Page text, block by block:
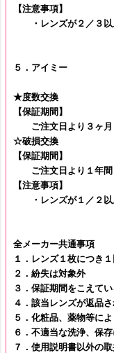
【注意事項】
・レンズが２／３以
５．アイミー
★度数交換
【保証期間】
ご注文日より３ヶ月
☆破損交換
【保証期間】
ご注文日より１年間
【注意事項】
・レンズが１／２以
全メーカー共通事項
１．レンズ１枚につき
２．紛失は対象外
３．保証期間をこえて
４．該当レンズが返品
５．化粧品、薬物等に
６．不適当な洗浄、保
７．使用説明書以外の